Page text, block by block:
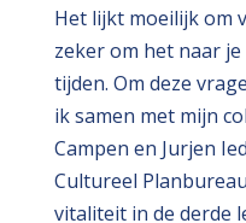
Het lijkt moeilijk om
zeker om het naar
tijden. Om deze
ik samen met mijn
Campen en Jurjen
Cultureel
vitaliteit in de derde